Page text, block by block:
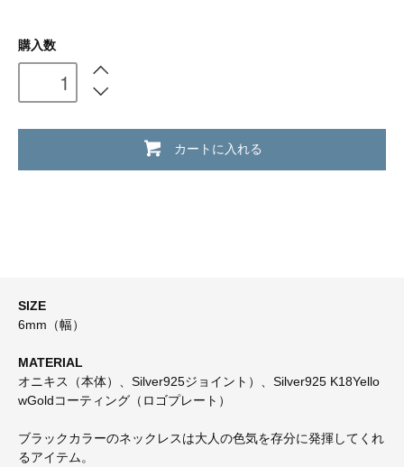
購入数
カートに入れる
SIZE
6mm（幅）
MATERIAL
オニキス（本体）、Silver925ジョイント）、Silver925 K18Yello
wGoldコーティング（ロゴプレート）
ブラックカラーのネックレスは大人の色気を存分に発揮してくれ
るアイテム。